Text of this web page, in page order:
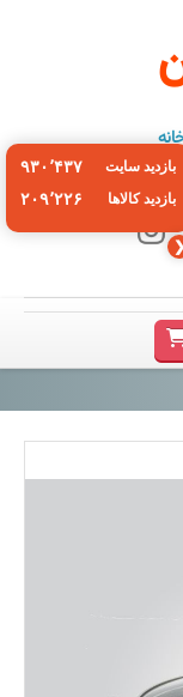
❮
بازدید سایت ۹۳۰٬۴۳۷
بازدید کالاها ۲۰۹٬۲۲۶